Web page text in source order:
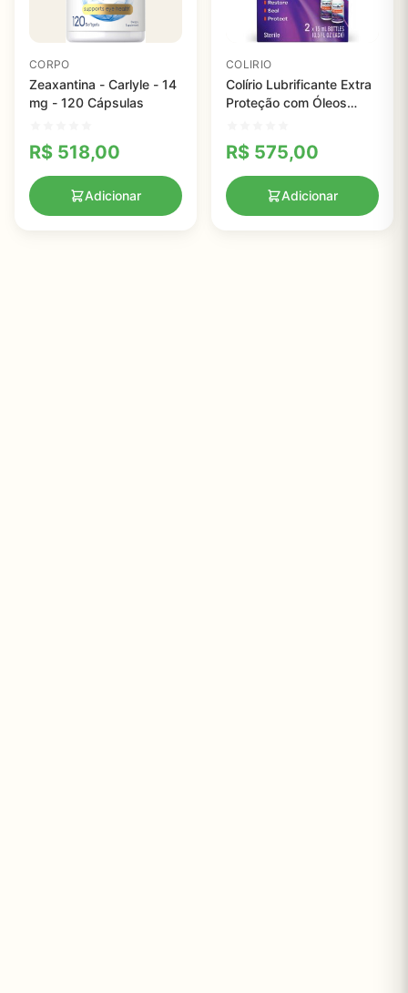
CORPO
Zeaxantina - Carlyle - 14
mg - 120 Cápsulas
R$ 518,00
Adicionar
COLIRIO
Colírio Lubrificante Extra
Proteção com Óleos
R$ 575,00
Adicionar